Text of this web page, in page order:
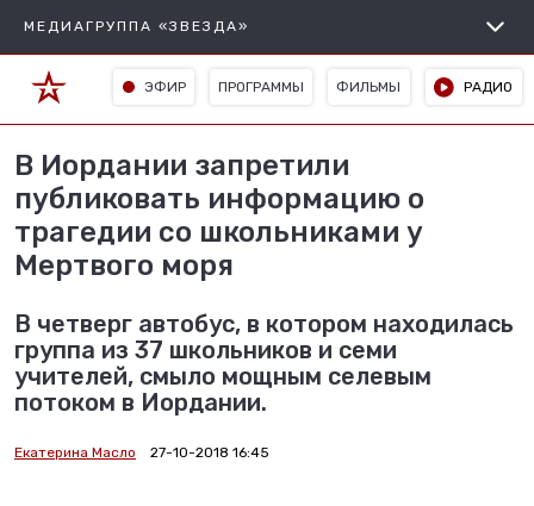
МЕДИАГРУППА «ЗВЕЗДА»
ЭФИР ПРОГРАММЫ ФИЛЬМЫ РАДИО
В Иордании запретили
публиковать информацию о
трагедии со школьниками у
Мертвого моря
В четверг автобус, в котором находилась
группа из 37 школьников и семи
учителей, смыло мощным селевым
потоком в Иордании.
Екатерина Масло 27-10-2018 16:45